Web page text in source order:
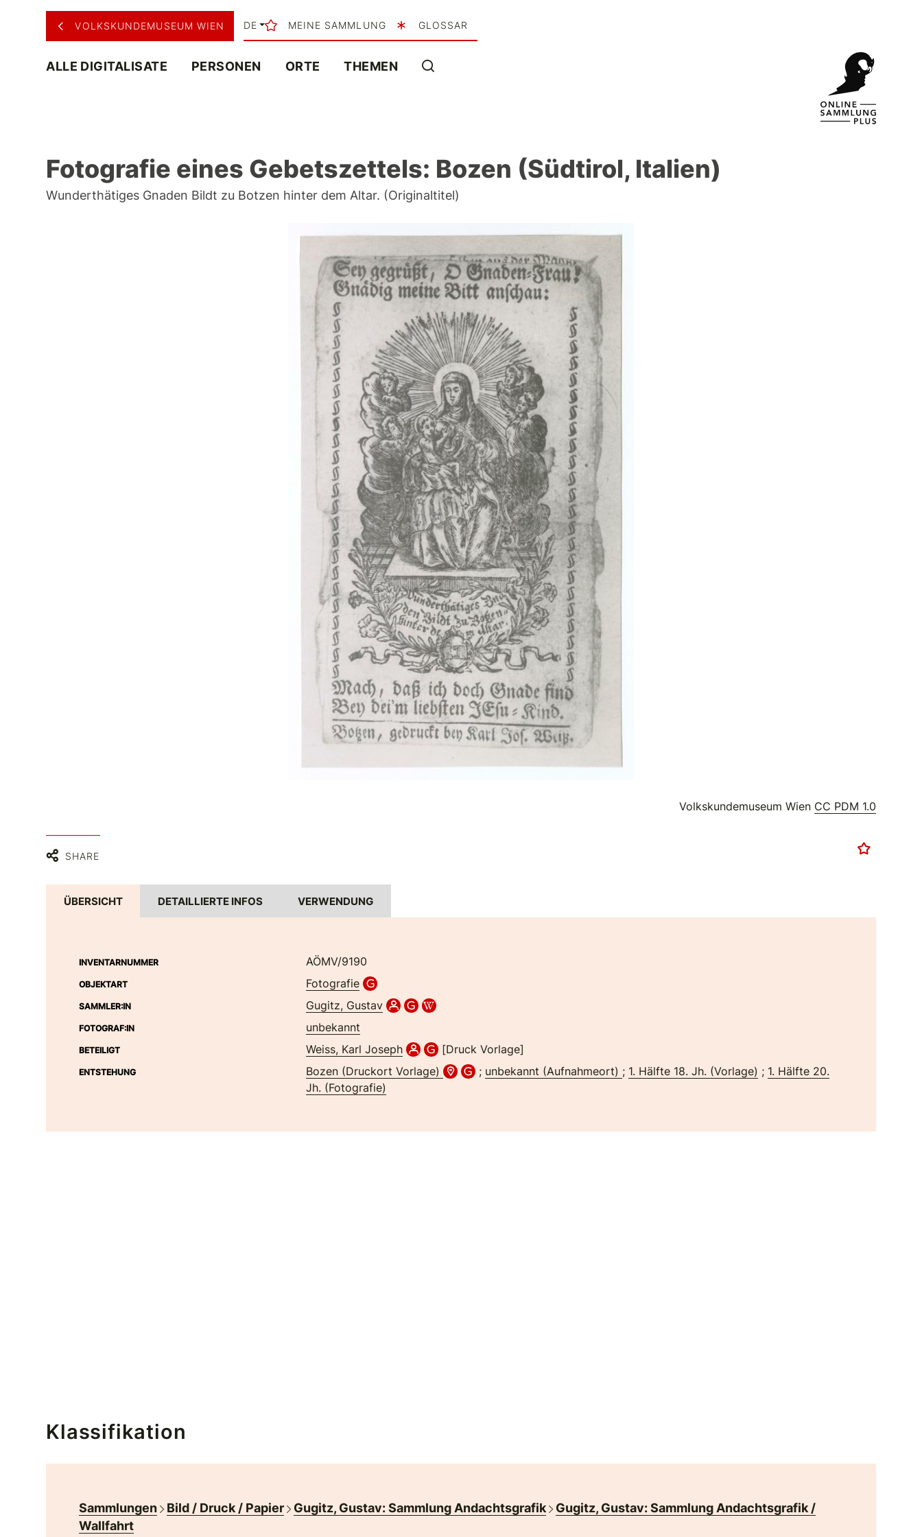
VOLKSKUNDEMUSEUM WIEN DE MEINE SAMMLUNG GLOSSAR
ALLE DIGITALISATE PERSONEN ORTE THEMEN
Fotografie eines Gebetszettels: Bozen (Südtirol, Italien)
Wunderthätiges Gnaden Bildt zu Botzen hinter dem Altar. (Originaltitel)
Volkskundemuseum Wien CC PDM 1.0
SHARE
ÜBERSICHT DETAILLIERTE INFOS VERWENDUNG
INVENTARNUMMER AÖMV/9190
OBJEKTART Fotografie
SAMMLER:IN Gugitz, Gustav
FOTOGRAF:IN unbekannt
BETEILIGT Weiss, Karl Joseph [Druck Vorlage]
ENTSTEHUNG Bozen (Druckort Vorlage) ; unbekannt (Aufnahmeort) ; 1. Hälfte 18. Jh. (Vorlage) ; 1. Hälfte 20.
Jh. (Fotografie)
Klassifikation
Sammlungen Bild / Druck / Papier Gugitz, Gustav: Sammlung Andachtsgrafik
Gugitz, Gustav: Sammlung Andachtsgrafik /
Wallfahrt